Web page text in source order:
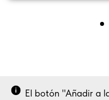
El botón "Añadir a